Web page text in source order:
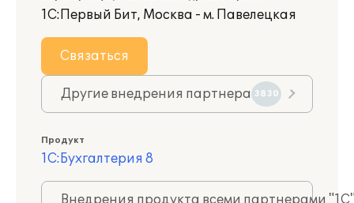
1С:Первый Бит, Москва - м. Павелецкая
Связаться
Другие внедрения партнера 3830
Продукт
1С:Бухгалтерия 8
Внедрения продукта всеми партнерами